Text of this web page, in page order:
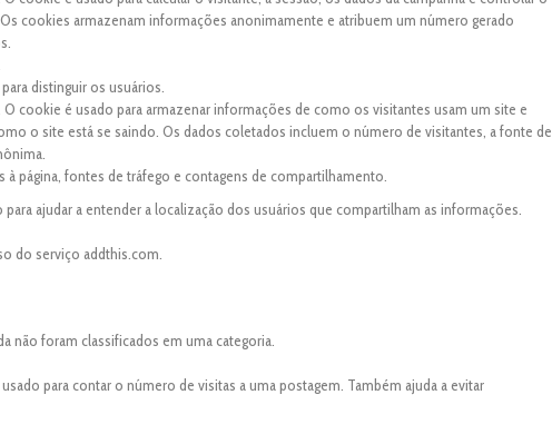
cookies armazenam informações anonimamente e atribuem um número gerado
distinguir os usuários.
cookie é usado para armazenar informações de como os visitantes usam um site e
o site está se saindo. Os dados coletados incluem o número de visitantes, a fonte de
página, fontes de tráfego e contagens de compartilhamento.
ajudar a entender a localização dos usuários que compartilham as informações.
do serviço addthis.com.
não foram classificados em uma categoria.
para contar o número de visitas a uma postagem. Também ajuda a evitar